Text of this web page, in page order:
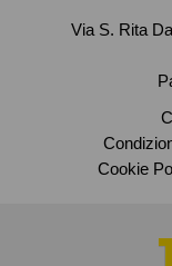
Via S. Rita
Cookie